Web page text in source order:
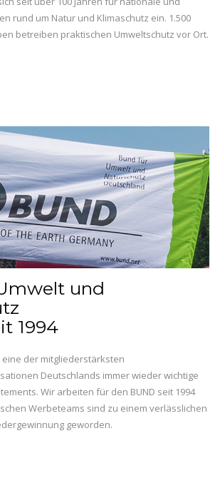
rund um Natur und Klimaschutz ein. 1.500
betreiben praktischen Umweltschutz vor Ort.
und
1994
eine der mitgliederstärksten
Deutschlands immer wieder wichtige
Wir arbeiten für den BUND seit 1994
Werbeteams sind zu einem verlässlichen
geworden.